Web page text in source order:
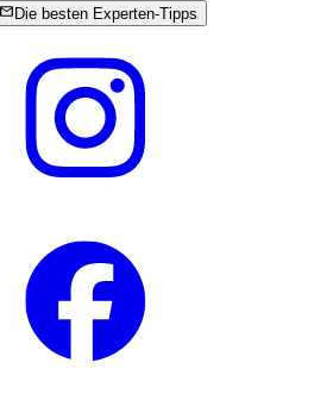
Die besten Experten-Tipps